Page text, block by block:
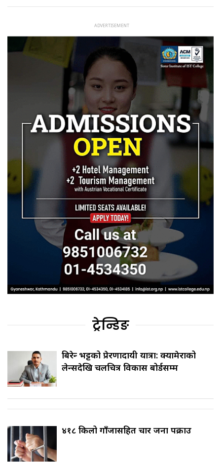
ट्रेन्डिङ
बिरेन्द्र भट्टको प्रेरणादायी यात्रा: क्यामेराको
लेन्सदेखि चलचित्र विकास बोर्डसम्म
४१८ किलो गाँजासहित चार जना पक्राउ